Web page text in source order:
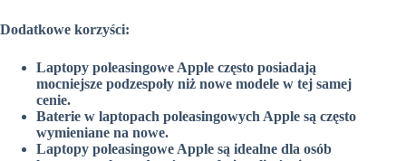
Dodatkowe korzyści:
Laptopy poleasingowe Apple często posiadają
mocniejsze podzespoły niż nowe modele w tej samej
cenie.
Baterie w laptopach poleasingowych Apple są często
wymieniane na nowe.
Laptopy poleasingowe Apple są idealne dla osób